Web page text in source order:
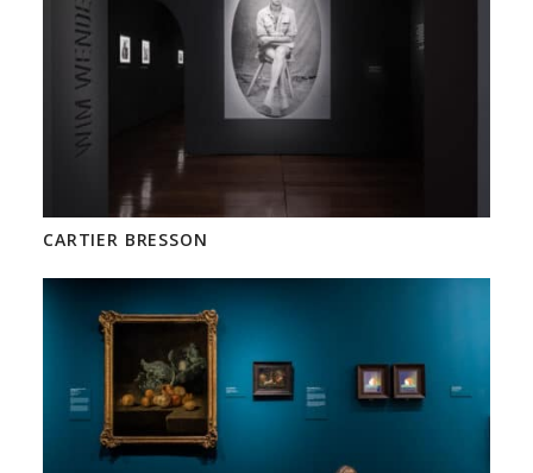
CARTIER BRESSON